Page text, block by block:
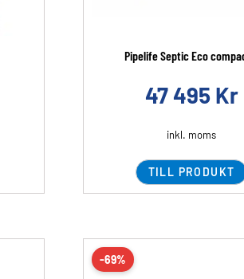
Pipelife Septic Eco
47 495 Kr
inkl. moms
TILL PRODUKT
-69%